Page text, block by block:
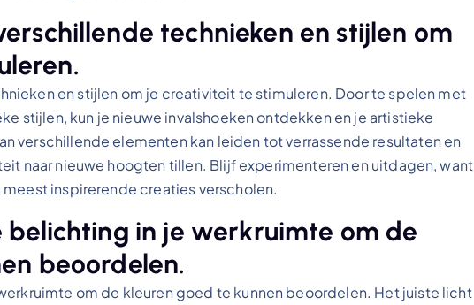
technieken en stijlen om
en stijlen om je creativiteit te stimuleren. Door te spelen met
stijlen, kun je nieuwe invalshoeken ontdekken en je artistieke
verschillende elementen kan leiden tot verrassende resultaten en
naar nieuwe hoogten tillen. Blijf experimenteren en uitdagen, want
inspirerende creaties verscholen.
belichting in je werkruimte om de
beoordelen.
om de kleuren goed te kunnen beoordelen. Het juiste licht